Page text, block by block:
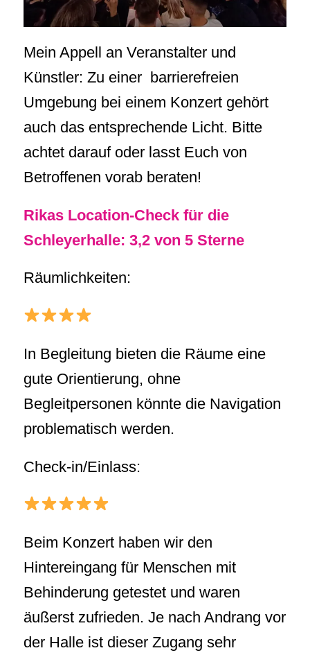
Mein Appell an Veranstalter und
Künstler: Zu einer barrierefreien
Umgebung bei einem Konzert gehört
auch das entsprechende Licht. Bitte
achtet darauf oder lasst Euch von
Betroffenen vorab beraten!
Rikas Location-Check für die
Schleyerhalle: 3,2 von 5 Sterne
Räumlichkeiten:
In Begleitung bieten die Räume eine
gute Orientierung, ohne
Begleitpersonen könnte die Navigation
problematisch werden.
Check-in/Einlass:
Beim Konzert haben wir den
Hintereingang für Menschen mit
Behinderung getestet und waren
äußerst zufrieden. Je nach Andrang vor
der Halle ist dieser Zugang sehr